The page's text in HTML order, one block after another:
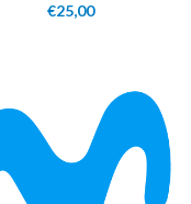
€25,00